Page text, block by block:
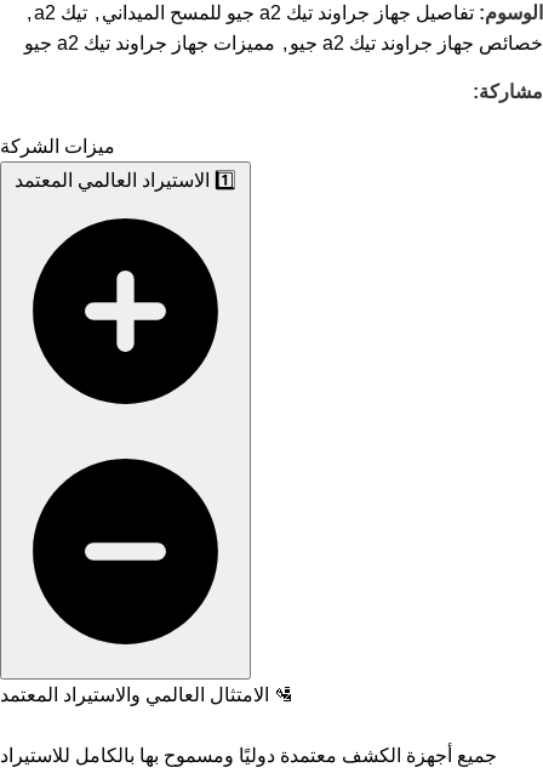
الوسوم: تفاصيل جهاز جراوند تيك a2 جيو للمسح الميداني , تيك a2
,
خصائص جهاز جراوند تيك a2 جيو
, مميزات جهاز جراوند تيك a2 جيو
مشاركة:
ميزات الشركة
1️⃣ الاستيراد العالمي المعتمد
🛂 الامتثال العالمي والاستيراد المعتمد
جميع أجهزة الكشف معتمدة دوليًا ومسموح بها بالكامل للاستيراد